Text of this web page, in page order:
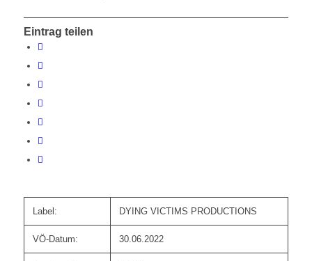
Eintrag teilen
Label: DYING VICTIMS PRODUCTIONS
VÖ-Datum: 30.06.2022